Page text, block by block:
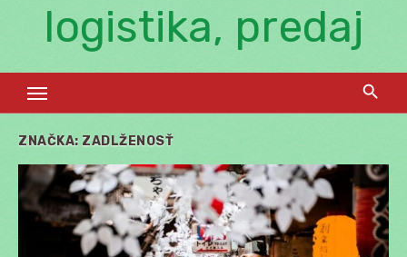
logistika, predaj
ZNAČKA: ZADLŽENOSŤ